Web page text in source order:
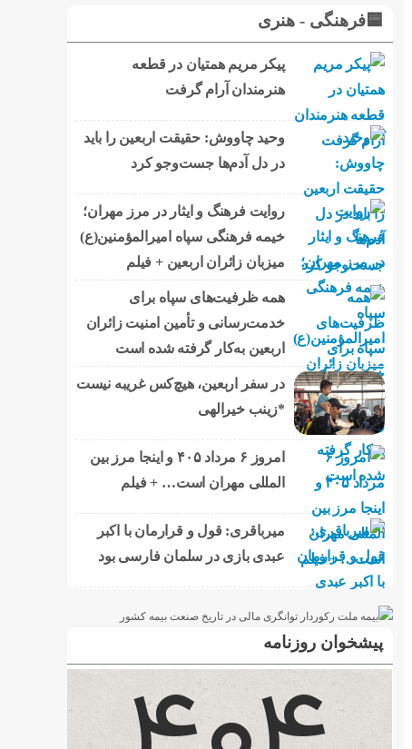
🟦فرهنگی - هنری
پیکر مریم همتیان در قطعه
هنرمندان آرام گرفت
وحید چاووش: حقیقت اربعین را باید
در دل آدم‌ها جست‌وجو کرد
روایت فرهنگ و ایثار در مرز مهران؛
خیمه فرهنگی سپاه امیرالمؤمنین(ع)
میزبان زائران اربعین + فیلم
همه ظرفیت‌های سپاه برای
خدمت‌رسانی و تأمین امنیت زائران
اربعین به‌کار گرفته شده است
در سفر اربعین، هیچ‌کس غریبه نیست
*زینب خیرالهی
امروز ۶ مرداد ۴۰۵ و اینجا مرز بین
المللی مهران است… + فیلم
میرباقری: قول و قرارمان با اکبر
عبدی بازی در سلمان فارسی بود
پیشخوان روزنامه